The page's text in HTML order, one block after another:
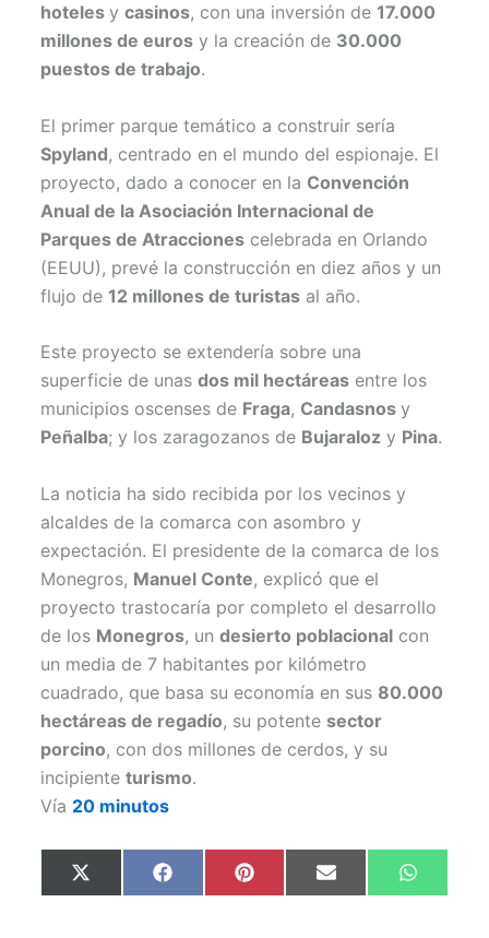
hotelesycasinos, con una inversión de17.000
millones de euros y la creación de 30.000
puestos de trabajo.
El primer parque temático a construir sería
Spyland, centrado en el mundo del espionaje. El
proyecto, dado a conocer en la Convención
Anual de la Asociación Internacional de
Parques de Atracciones celebrada en Orlando
(EEUU), prevé la construcción en diez años y un
flujo de12 millones de turistas al año.
Este proyecto se extendería sobre una
superficie de unasdos mil hectáreas entre los
municipios oscenses de Fraga, Candasnosy
Peñalba; y los zaragozanos de Bujaraloz y Pina.
La noticia ha sido recibida por los vecinos y
alcaldes de la comarca con asombro y
expectación. El presidente de la comarca de los
Monegros, Manuel Conte, explicó que el
proyecto trastocaría por completo el desarrollo
de los Monegros, undesierto poblacional con
un media de 7 habitantes por kilómetro
cuadrado, que basa su economía en sus 80.000
hectáreas de regadío, su potente sector
porcino, con dos millones de cerdos, y su
incipienteturismo.
Vía 20 minutos
Compartir
en
X
(
Compartir
en
F
a
Compartir
en
P
i
Compartir
en
E
m en
W
h